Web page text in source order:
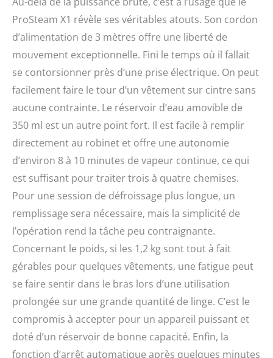
ProSteam X1 révèle ses véritables atouts. Son cordon
d’alimentation de 3 mètres offre une liberté de
mouvement exceptionnelle. Fini le temps où il fallait
se contorsionner près d’une prise électrique. On peut
facilement faire le tour d’un vêtement sur cintre sans
aucune contrainte. Le réservoir d’eau amovible de
350 ml est un autre point fort. Il est facile à remplir
directement au robinet et offre une autonomie
d’environ 8 à 10 minutes de vapeur continue, ce qui
est suffisant pour traiter trois à quatre chemises.
Pour une session de défroissage plus longue, un
remplissage sera nécessaire, mais la simplicité de
l’opération rend la tâche peu contraignante.
Concernant le poids, si les 1,2 kg sont tout à fait
gérables pour quelques vêtements, une fatigue peut
se faire sentir dans le bras lors d’une utilisation
prolongée sur une grande quantité de linge. C’est le
compromis à accepter pour un appareil puissant et
doté d’un réservoir de bonne capacité. Enfin, la
fonction d’arrêt automatique après quelques minutes